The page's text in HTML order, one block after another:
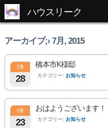
ハウスリーク
アーカイブ;› 7月, 2015
7月
28
橋本市K様邸
カテゴリー: お知らせ
7月
23
おはようございます！
カテゴリー: お知らせ